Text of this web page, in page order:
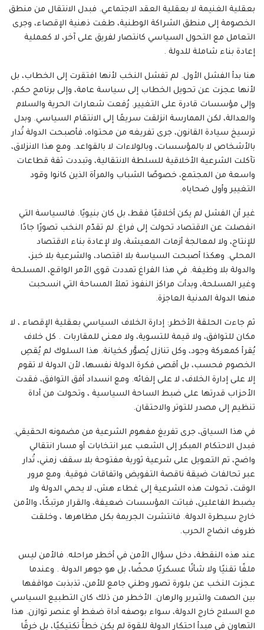
بعقلية الغنيمة لا بعقلية العقد الاجتماعي. فبدل الانتقال من منطق
الخصومة إلى منطق الشراكة الوطنية، طغت ذهنية الإقصاء، وجرى
التعامل مع التحول السياسي كانتصار لفريق على آخر، لا كعملية
إعادة بناء شاملة للدولة .
هنا بدأ الفشل الأول. لم تفشل النخب لأنها افتقرت إلى الخطاب، بل
لأنها عجزت عن تحويل الخطاب إلى سياسة عامة، وإلى برنامج حكم،
وإلى مؤسسات قادرة على التغيير. رُفعت شعارات الحرية والسلام
والعدالة، لكن الممارسة انزلقت سريعًا إلى الانتقام السياسي. وبدل
ترسيخ سيادة القانون، جرى تفريغه من محتواه، فأصبحت الدولة تُدار
بالأشخاص لا بالمؤسسات، وبالولاءات لا بالقواعد. ومع هذا الانزلاق،
تآكلت الشرعية الأخلاقية للسلطة الانتقالية، وتبددت ثقة قطاعات
واسعة من المجتمع، خصوصًا الشباب والمرأة الذين كانوا وقود
التغيير وأول ضحاياه.
غير أن الفشل لم يكن أخلاقيًا فقط، بل كان بنيويًا. فالسياسة التي
انفصلت عن الاقتصاد تحولت إلى فراغ. لم تقدّم النخب تصورًا جادًا
للإنتاج، ولا لمعالجة أزمات المعيشة، ولا لإعادة بناء الاقتصاد
المحلي. وهكذا أصبحت السياسة بلا اقتصاد، والشرعية بلا خبز،
والدولة بلا وظيفة. في هذا الفراغ تمددت قوى الأمر الواقع، المسلحة
وغير المسلحة، وبدأت مراكز النفوذ تملأ المساحة التي انسحبت
منها الدولة المدنية العاجزة.
ثم جاءت الحلقة الأخطر: إدارة الخلاف السياسي بعقلية الإقصاء ، لا
مكان للتوافق، ولا قيمة للتسوية، ولا معنى للمقاربات . كل خلاف
يُقرأ كمعركة وجود، وكل تنازل يُصوَّر كخيانة. هذا السلوك لم يُقصِ
الخصوم فحسب، بل أقصى فكرة الدولة نفسها، لأن الدولة لا تقوم
إلا على إدارة الخلاف، لا على إلغائه. ومع انسداد أفق التوافق، فقدت
الأحزاب قدرتها على ضبط الساحة السياسية ، وتحولت من أداة
تنظيم إلى مصدر للتوتر والاحتقان.
في هذا السياق، جرى تفريغ مفهوم الشرعية من مضمونه الحقيقي.
فبدل الاحتكام المبكر إلى الشعب عبر انتخابات أو مسار انتقالي
واضح، تم التعويل على شرعية ثورية مفتوحة بلا سقف زمني، تُدار
عبر تحالفات ضيقة ناقصة التفويض واتفاقات فوقية. ومع مرور
الوقت، تحولت هذه الشرعية إلى غطاء هش، لا يحمي الدولة ولا
يضبط الفاعلين، فباتت المؤسسات ضعيفة، والقرار مرتبكًا، والأمن
خارج سيطرة الدولة. فانتشرت الجريمة بكل مظاهرها ، وخلقت
ظروف انضاج الحرب.
عند هذه النقطة، دخل سؤال الأمن في أخطر مراحله. فالأمن ليس
ملفًا تقنيًا ولا شأنًا عسكريًا محضًا، بل هو جوهر الدولة . وعندما
عجزت النخب عن بلورة تصور وطني جامع للأمن، تذبذبت مواقفها
بين الصمت والتبرير والرهان. الأخطر من ذلك كان التطبيع السياسي
مع السلاح خارج الدولة، سواء بوصفه أداة ضغط أو عنصر توازن. هذا
التهاون في مبدأ احتكار الدولة للقوة لم يكن خطأً تكتيكيًا، بل خرقًا